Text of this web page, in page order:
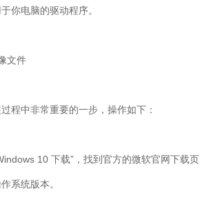
你电脑的驱动程序。
文件
程中非常重要的一步，操作如下：
10 下载”，找到官方的微软官网下载页
系统版本。